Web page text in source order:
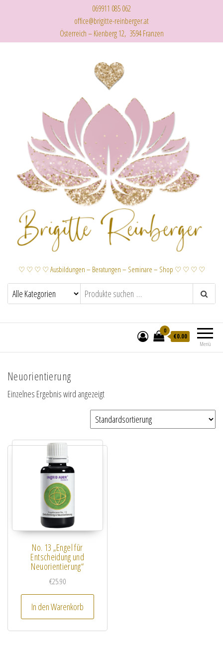
069911 085 062
office@brigitte-reinberger.at
Österreich – Kienberg 12, 3594 Franzen
♡ ♡ ♡ ♡ Ausbildungen – Beratungen – Seminare – Shop ♡ ♡ ♡ ♡
Menü
0
€0.00
Neuorientierung
Einzelnes Ergebnis wird angezeigt
No. 13 „Engel für
Entscheidung und
Neuorientierung“
€25.90
In den Warenkorb